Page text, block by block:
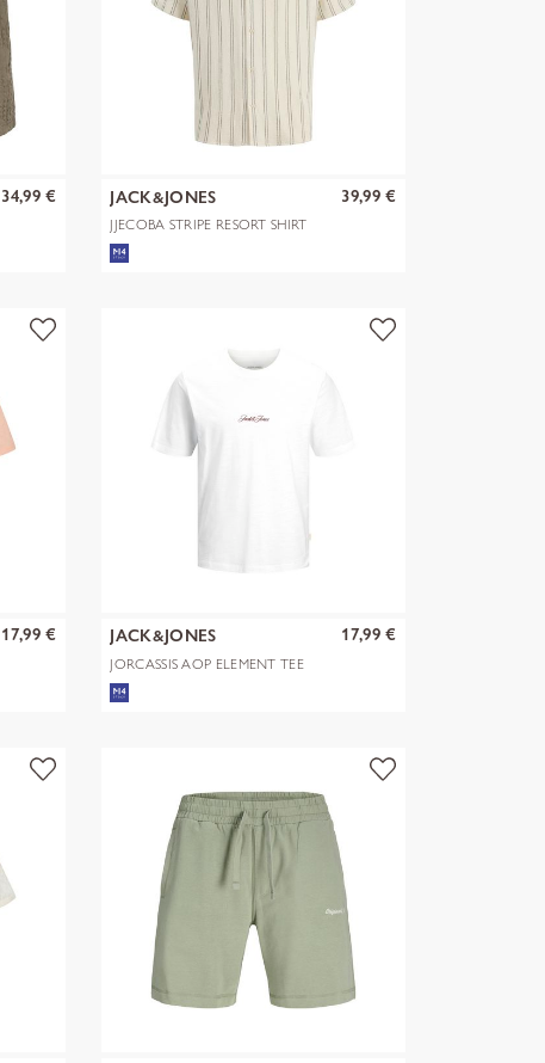
34,99 € JACK&JONES
JJECOBA STRIPE RESORT SHIRT
SS SN
39,99 €
17,99 € JACK&JONES
JORCASSIS AOP ELEMENT TEE
17,99 €